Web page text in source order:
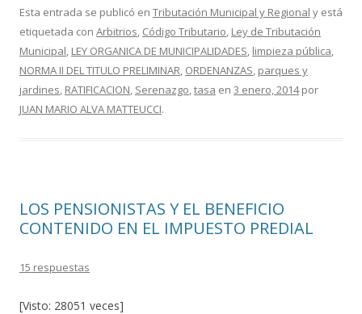
e
b
o
o
k
itt
er
m
p
ar
ti
r
Esta entrada se publicó en Tributación Municipal y Regional y está
etiquetada con Arbitrios, Código Tributario, Ley de Tributación
Municipal, LEY ORGANICA DE MUNICIPALIDADES, limpieza pública,
NORMA II DEL TITULO PRELIMINAR, ORDENANZAS, parques y
jardines, RATIFICACION, Serenazgo,tasa en 3 enero, 2014por
JUAN MARIO ALVA MATTEUCCI.
LOS PENSIONISTAS Y EL BENEFICIO
CONTENIDO EN EL IMPUESTO PREDIAL
15 respuestas
[Visto: 28051 veces]